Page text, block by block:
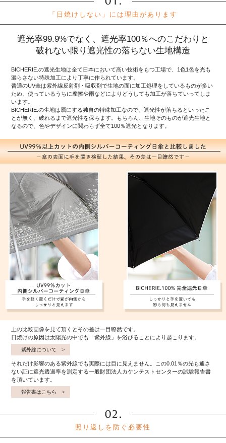
「日焼けしない」には理由があります
遮光率99.9%でなく、遮光率100％へのこだわりと
破れない限り遮光性の落ちない生地構造
BICHERIE.の遮光生地は全て日本において高い技術をもつ工場で、1色1色を光も
漏らさない特殊加工により丁寧に作られています。
普通のUV傘は紫外線反射剤・吸収剤で生地の面に加工処理をしているものが多い
ため、使っているうちに摩擦や雨などによりどうしても加工が落ちていってしま
います。
BICHERIE.の生地は層にする独自の特殊加工なので、遮光性が落ちるといったこ
とが無く、破れるまで遮光性を保ちます。もちろん、生地そのものが遮光生地と
なるので、色やデザインに関わらず全て100％遮光となります。
上の比較画像を見て頂くとその差は一目瞭然です。
日焼けの原因は太陽光の中でも「紫外線」を浴びることにより起こります。
紫外線について
それだけ影響のある紫外線でも実際には目に見えません。この0.01％の光も通さ
ない証に遮光透過率を測定する一般財団法人カケンテストセンターの試験報告書
を頂いています。
報告書はこちら
照り返しを防ぐ必要性